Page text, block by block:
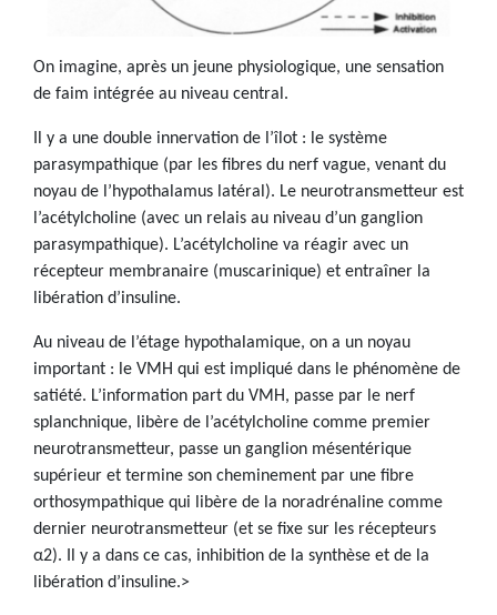
On imagine, après un jeune physiologique, une sensation
de faim intégrée au niveau central.
Il y a une double innervation de l’îlot : le système
parasympathique (par les fibres du nerf vague, venant du
noyau de l’hypothalamus latéral). Le neurotransmetteur est
l’acétylcholine (avec un relais au niveau d’un ganglion
parasympathique). L’acétylcholine va réagir avec un
récepteur membranaire (muscarinique) et entraîner la
libération d’insuline.
Au niveau de l’étage hypothalamique, on a un noyau
important : le VMH qui est impliqué dans le phénomène de
satiété. L’information part du VMH, passe par le nerf
splanchnique, libère de l’acétylcholine comme premier
neurotransmetteur, passe un ganglion mésentérique
supérieur et termine son cheminement par une fibre
orthosympathique qui libère de la noradrénaline comme
dernier neurotransmetteur (et se fixe sur les récepteurs
α2). Il y a dans ce cas, inhibition de la synthèse et de la
libération d’insuline.>